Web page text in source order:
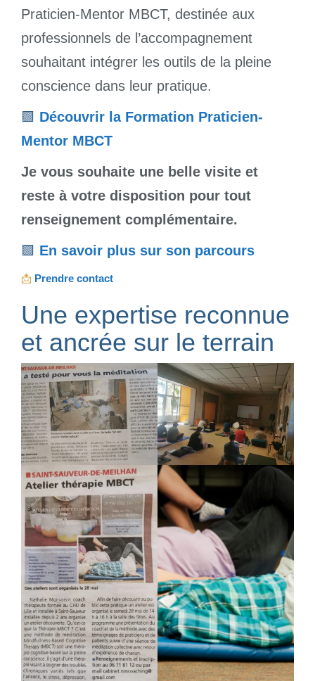
Praticien-Mentor MBCT, destinée aux
professionnels de l’accompagnement
souhaitant intégrer les outils de la pleine
conscience dans leur pratique.
🟩 Découvrir la Formation Praticien-
Mentor MBCT
Je vous souhaite une belle visite et
reste à votre disposition pour tout
renseignement complémentaire.
🟩 En savoir plus sur son parcours
📩 Prendre contact
Une expertise reconnue
et ancrée sur le terrain